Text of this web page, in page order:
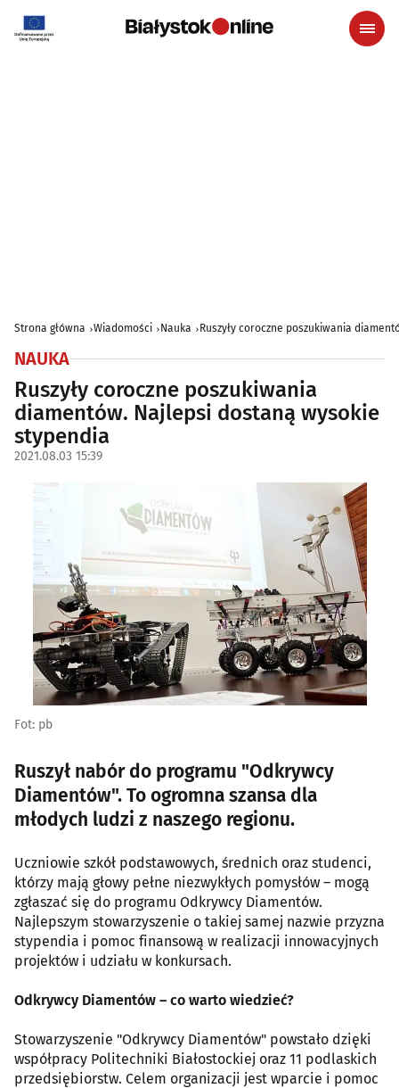
Strona główna Wiadomości Nauka Ruszyły coroczne poszukiwania
NAUKA
Ruszyły coroczne poszukiwania
diamentów. Najlepsi dostaną wysokie
stypendia
2021.08.03 15:39
Fot: pb
Ruszył nabór do programu "Odkrywcy
Diamentów". To ogromna szansa dla
młodych ludzi z naszego regionu.
Uczniowie szkół podstawowych, średnich oraz studenci,
którzy mają głowy pełne niezwykłych pomysłów – mogą
zgłaszać się do programu Odkrywcy Diamentów.
Najlepszym stowarzyszenie o takiej samej nazwie przyzna
stypendia i pomoc finansową w realizacji innowacyjnych
projektów i udziału w konkursach.
Odkrywcy Diamentów – co warto wiedzieć?
Stowarzyszenie "Odkrywcy Diamentów" powstało dzięki
współpracy Politechniki Białostockiej oraz 11 podlaskich
przedsiębiorstw. Celem organizacji jest wparcie i pomoc